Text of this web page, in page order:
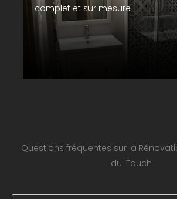
complet et sur mesure
Questions fréquentes sur la
du-Touch